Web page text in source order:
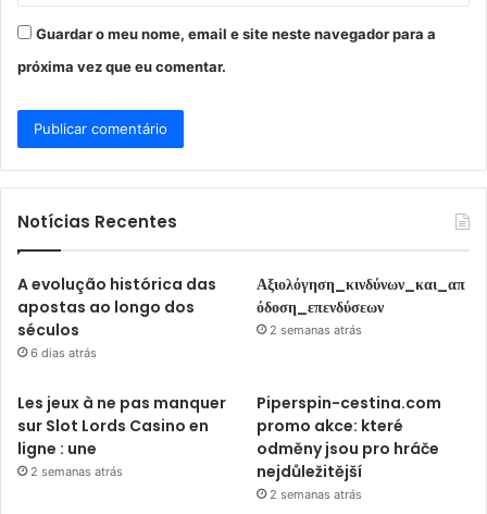
Guardar o meu nome, email e site neste navegador para a
próxima vez que eu comentar.
Notícias Recentes
A evolução histórica das
apostas ao longo dos
séculos
6 dias atrás
Αξιολόγηση_κινδύνων_και_απ
όδοση_επενδύσεων
2 semanas atrás
Les jeux à ne pas manquer
sur Slot Lords Casino en
ligne : une
2 semanas atrás
Piperspin-cestina.com
promo akce: které
odměny jsou pro hráče
nejdůležitější
2 semanas atrás